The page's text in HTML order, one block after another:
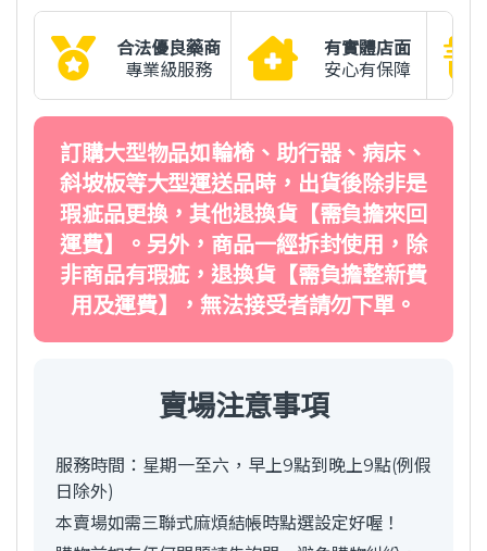
合法優良藥商
專業級服務
有實體店面
安心有保障
訂購大型物品如輪椅、助行器、病床、
斜坡板等大型運送品時，出貨後除非是
瑕疵品更換，其他退換貨【需負擔來回
運費】。另外，商品一經拆封使用，除
非商品有瑕疵，退換貨【需負擔整新費
用及運費】，無法接受者請勿下單。
賣場注意事項
服務時間：星期一至六，早上9點到晚上9點(例假
日除外)
本賣場如需三聯式麻煩結帳時點選設定好喔！